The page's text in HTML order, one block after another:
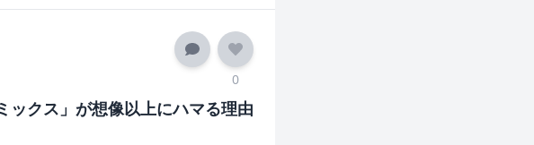
0
ックス」が想像以上にハマる理由